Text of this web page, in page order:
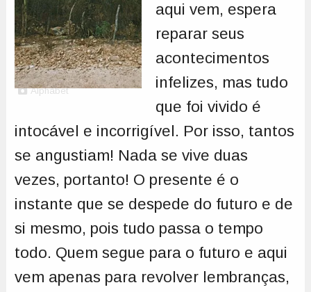
Alphabet
aqui vem, espera
reparar seus
acontecimentos
infelizes, mas tudo
que foi vivido é
intocável e incorrigível. Por isso, tantos
se angustiam! Nada se vive duas
vezes, portanto! O presente é o
instante que se despede do futuro e de
si mesmo, pois tudo passa o tempo
todo. Quem segue para o futuro e aqui
vem apenas para revolver lembranças,